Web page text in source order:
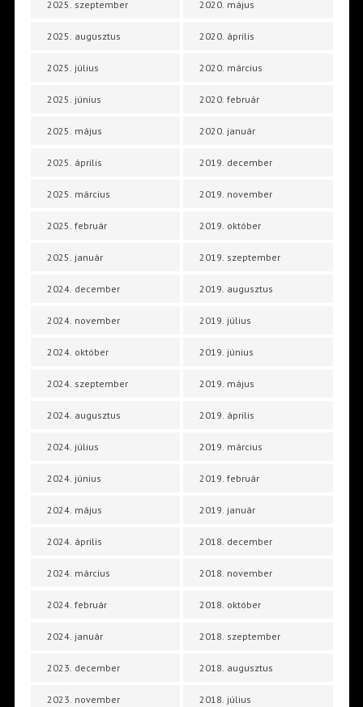
2025. szeptember
2025. augusztus
2025. július
2025. június
2025. május
2025. április
2025. március
2025. február
2025. január
2024. december
2024. november
2024. október
2024. szeptember
2024. augusztus
2024. július
2024. június
2024. május
2024. április
2024. március
2024. február
2024. január
2023. december
2023. november
2020. május
2020. április
2020. március
2020. február
2020. január
2019. december
2019. november
2019. október
2019. szeptember
2019. augusztus
2019. július
2019. június
2019. május
2019. április
2019. március
2019. február
2019. január
2018. december
2018. november
2018. október
2018. szeptember
2018. augusztus
2018. július